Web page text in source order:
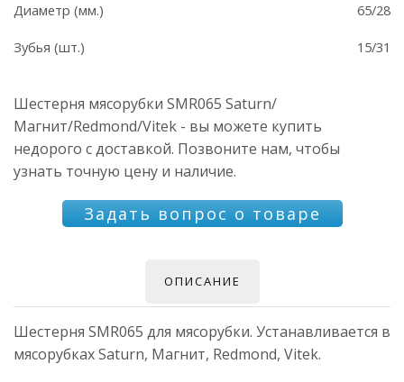
Диаметр (мм.) 65/28
Зубья (шт.) 15/31
Шестерня мясорубки SMR065 Saturn/
Магнит/Redmond/Vitek - вы можете купить
недорого с доставкой. Позвоните нам, чтобы
узнать точную цену и наличие.
Задать вопрос о товаре
ОПИСАНИЕ
Шестерня SMR065 для мясорубки. Устанавливается в
мясорубках Saturn, Магнит, Redmond, Vitek.